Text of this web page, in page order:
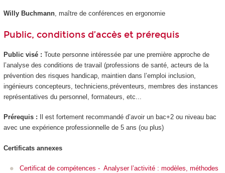
Willy Buchmann, maître de conférences en ergonomie
Public, conditions d’accès et prérequis
Public visé : Toute personne intéressée par une première approche de
l’analyse des conditions de travail (professions de santé, acteurs de la
prévention des risques handicap, maintien dans l’emploi inclusion,
ingénieurs concepteurs, techniciens,préventeurs, membres des instances
représentatives du personnel, formateurs, etc...
Prérequis :
Il est fortement recommandé d’avoir un bac+2 ou niveau bac
avec une expérience professionnelle de 5 ans (ou plus)
Certificats annexes
Certificat de compétences - Analyser l’activité : modèles, méthodes